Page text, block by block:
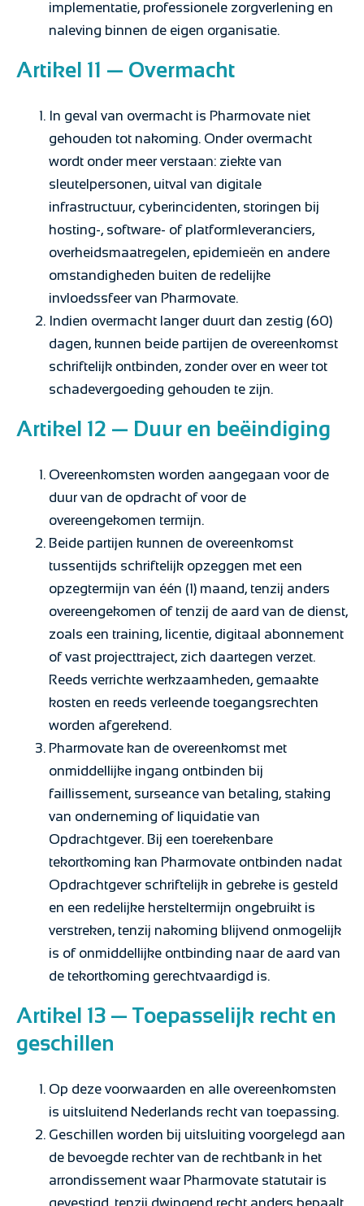
implementatie, professionele zorgverlening en
naleving binnen de eigen organisatie.
Artikel 11 — Overmacht
In geval van overmacht is Pharmovate niet
gehouden tot nakoming. Onder overmacht
wordt onder meer verstaan: ziekte van
sleutelpersonen, uitval van digitale
infrastructuur, cyberincidenten, storingen bij
hosting-, software- of platformleveranciers,
overheidsmaatregelen, epidemieën en andere
omstandigheden buiten de redelijke
invloedssfeer van Pharmovate.
Indien overmacht langer duurt dan zestig (60)
dagen, kunnen beide partijen de overeenkomst
schriftelijk ontbinden, zonder over en weer tot
schadevergoeding gehouden te zijn.
Artikel 12 — Duur en beëindiging
Overeenkomsten worden aangegaan voor de
duur van de opdracht of voor de
overeengekomen termijn.
Beide partijen kunnen de overeenkomst
tussentijds schriftelijk opzeggen met een
opzegtermijn van één (1) maand, tenzij anders
overeengekomen of tenzij de aard van de dienst,
zoals een training, licentie, digitaal abonnement
of vast projecttraject, zich daartegen verzet.
Reeds verrichte werkzaamheden, gemaakte
kosten en reeds verleende toegangsrechten
worden afgerekend.
Pharmovate kan de overeenkomst met
onmiddellijke ingang ontbinden bij
faillissement, surseance van betaling, staking
van onderneming of liquidatie van
Opdrachtgever. Bij een toerekenbare
tekortkoming kan Pharmovate ontbinden nadat
Opdrachtgever schriftelijk in gebreke is gesteld
en een redelijke hersteltermijn ongebruikt is
verstreken, tenzij nakoming blijvend onmogelijk
is of onmiddellijke ontbinding naar de aard van
de tekortkoming gerechtvaardigd is.
Artikel 13 — Toepasselijk recht en
geschillen
Op deze voorwaarden en alle overeenkomsten
is uitsluitend Nederlands recht van toepassing.
Geschillen worden bij uitsluiting voorgelegd aan
de bevoegde rechter van de rechtbank in het
arrondissement waar Pharmovate statutair is